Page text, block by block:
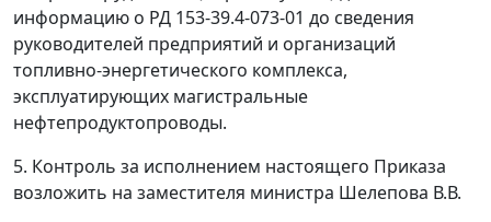
информацию о РД 153-39.4-073-01 до сведения
руководителей предприятий и организаций
топливно-энергетического комплекса,
эксплуатирующих магистральные
нефтепродуктопроводы.
5. Контроль за исполнением настоящего Приказа
возложить на заместителя министра Шелепова В.В.